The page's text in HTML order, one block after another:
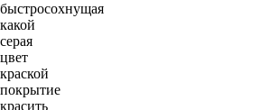
быстросохнущая
какой
серая
цвет
краской
покрытие
красить